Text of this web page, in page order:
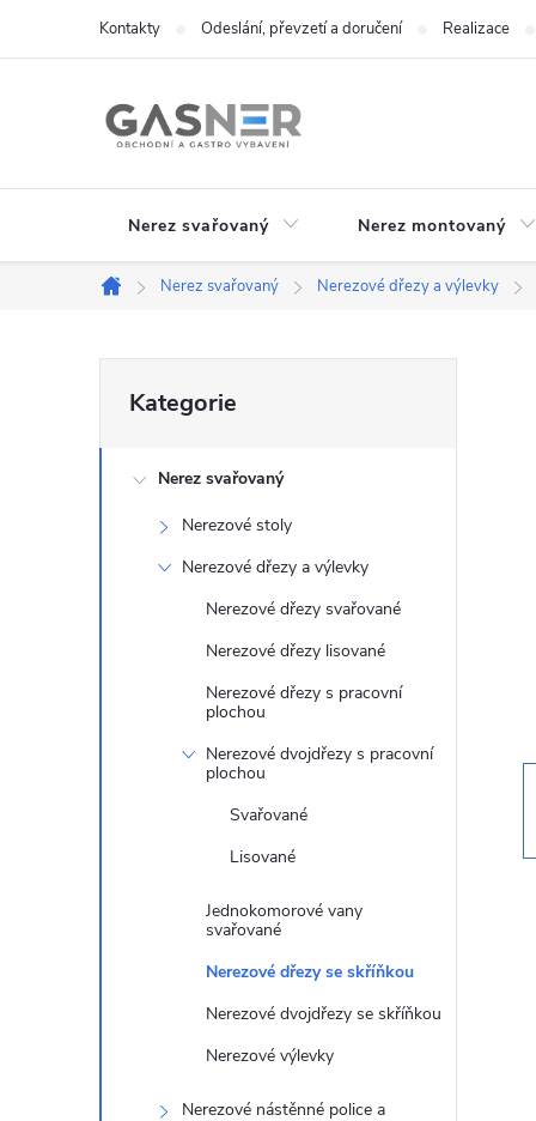
Kontakty Odeslání, převzetí a doručení Realizace
Nerez svařovaný Nerez montovaný
Domů
Nerez svařovaný Nerezové dřezy a výlevky
o
kategorie
Kategorie
Nerez svařovaný
Nerezové stoly
Nerezové dřezy a výlevky
Nerezové dřezy svařované
Nerezové dřezy lisované
Nerezové dřezy s pracovní
plochou
Nerezové dvojdřezy s pracovní
plochou
Svařované
Lisované
Jednokomorové vany
svařované
Nerezové dřezy se skříňkou
Nerezové dvojdřezy se skříňkou
Nerezové výlevky
Nerezové nástěnné police a